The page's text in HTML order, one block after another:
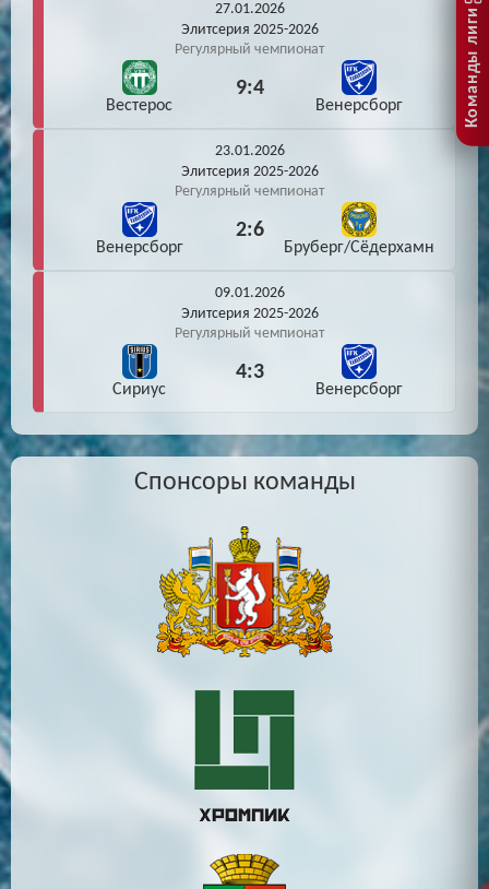
27.01.2026
Элитсерия 2025-2026
Регулярный чемпионат
Вестерос
9:4
Венерсборг
23.01.2026
Элитсерия 2025-2026
Регулярный чемпионат
Венерсборг
2:6
Бруберг/Сёдерхамн
09.01.2026
Элитсерия 2025-2026
Регулярный чемпионат
Сириус
4:3
Венерсборг
Спонсоры команды
Команды лиги